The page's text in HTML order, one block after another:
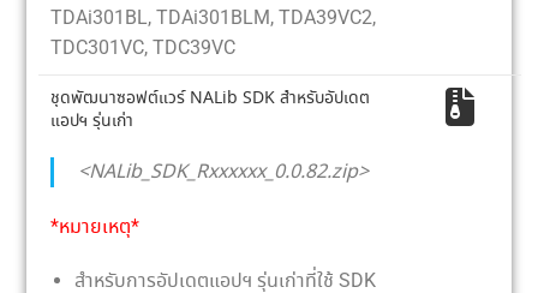
TDAi301BL, TDAi301BLM, TDA39VC2,
TDC301VC, TDC39VC
ชุดพัฒนาซอฟต์แวร์ NALib SDK สำหรับอัปเดต
แอปฯ รุ่นเก่า
<NALib_SDK_Rxxxxxx_0.0.82.zip>
*หมายเหตุ*
สำหรับการอัปเดตแอปฯ รุ่นเก่าที่ใช้ SDK